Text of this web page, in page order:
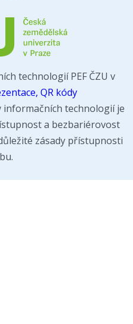
technologií PEF ČZU v
QR kódy
informačních technologií je
a bezbariérovost
zásady přístupnosti